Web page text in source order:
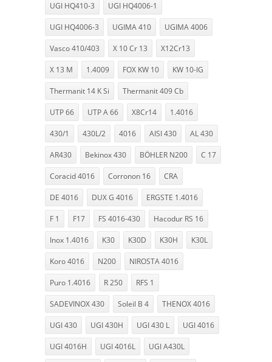
UGI HQ410-3 UGI HQ4006-1
UGI HQ4006-3 UGIMA 410 UGIMA 4006
Vasco 410/403 X 10 Cr 13 X12Cr13
X 13 M 1.4009 FOX KW 10 KW 10-IG
Thermanit 14 K Si Thermanit 409 Cb
UTP 66 UTP A 66 X8Cr14 1.4016
430/1 430L/2 4016 AISI 430 AL 430
AR430 Bekinox 430 BÖHLER N200 C 17
Coracid 4016 Corronon 16 CRA
DE 4016 DUX G 4016 ERGSTE 1.4016
F 1 F17 FS 4016-430 Hacodur RS 16
Inox 1.4016 K30 K30D K30H K30L
Koro 4016 N200 NIROSTA 4016
Puro 1.4016 R 250 RFS 1
SADEVINOX 430 Soleil B 4 THENOX 4016
UGI 430 UGI 430H UGI 430 L UGI 4016
UGI 4016H UGI 4016L UGI A430L